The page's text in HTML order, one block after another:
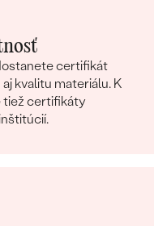
certifikát
kvalitu materiálu. K
tiež certifikáty